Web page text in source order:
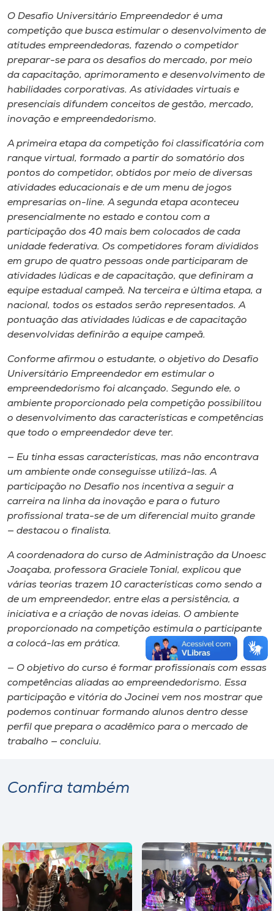
O Desafio Universitário Empreendedor é uma
competição que busca estimular o desenvolvimento de
atitudes empreendedoras, fazendo o competidor
preparar-se para os desafios do mercado, por meio
da capacitação, aprimoramento e desenvolvimento de
habilidades corporativas. As atividades virtuais e
presenciais difundem conceitos de gestão, mercado,
inovação e empreendedorismo.
A primeira etapa da competição foi classificatória com
ranque virtual, formado a partir do somatório dos
pontos do competidor, obtidos por meio de diversas
atividades educacionais e de um menu de jogos
empresarias on-line. A segunda etapa aconteceu
presencialmente no estado e contou com a
participação dos 40 mais bem colocados de cada
unidade federativa. Os competidores foram divididos
em grupo de quatro pessoas onde participaram de
atividades lúdicas e de capacitação, que definiram a
equipe estadual campeã. Na terceira e última etapa, a
nacional, todos os estados serão representados. A
pontuação das atividades lúdicas e de capacitação
desenvolvidas definirão a equipe campeã.
Conforme afirmou o estudante, o objetivo do Desafio
Universitário Empreendedor em estimular o
empreendedorismo foi alcançado. Segundo ele, o
ambiente proporcionado pela competição possibilitou
o desenvolvimento das características e competências
que todo o empreendedor deve ter.
— Eu tinha essas características, mas não encontrava
um ambiente onde conseguisse utilizá-las. A
participação no Desafio nos incentiva a seguir a
carreira na linha da inovação e para o futuro
profissional trata-se de um diferencial muito grande
— destacou o finalista.
A coordenadora do curso de Administração da Unoesc
Joaçaba, professora Graciele Tonial, explicou que
várias teorias trazem 10 características como sendo a
de um empreendedor, entre elas a persistência, a
iniciativa e a criação de novas ideias. O ambiente
proporcionado na competição estimula o participante
a colocá-las em prática.
— O objetivo do curso é formar profissionais com essas
competências aliadas ao empreendedorismo. Essa
participação e vitória do Jocinei vem nos mostrar que
podemos continuar formando alunos dentro desse
perfil que prepara o acadêmico para o mercado de
trabalho — concluiu.
Confira também